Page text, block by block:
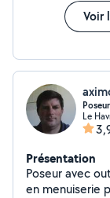
Voir
Le
Présentation
Poseur avec
en menuiserie pose portes fenetres volets portail